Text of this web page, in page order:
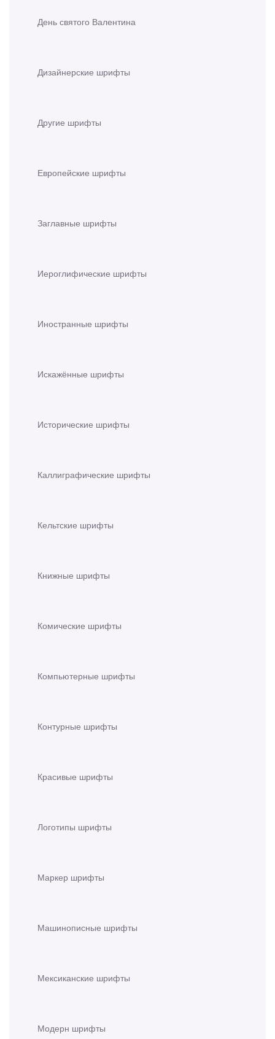
День святого Валентина
Дизайнерские шрифты
Другие шрифты
Европейские шрифты
Заглавные шрифты
Иероглифические шрифты
Иностранные шрифты
Искажённые шрифты
Исторические шрифты
Каллиграфические шрифты
Кельтские шрифты
Книжные шрифты
Комические шрифты
Компьютерные шрифты
Контурные шрифты
Красивые шрифты
Логотипы шрифты
Маркер шрифты
Машинописные шрифты
Мексиканские шрифты
Модерн шрифты